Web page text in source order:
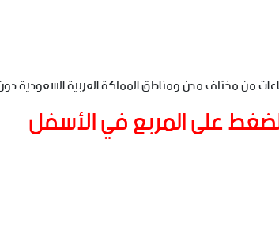
من مختلف مدن ومناطق المملكة العربية السعودية
على المربع في الأسفل